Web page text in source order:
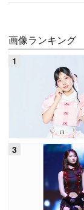
画像ランキング